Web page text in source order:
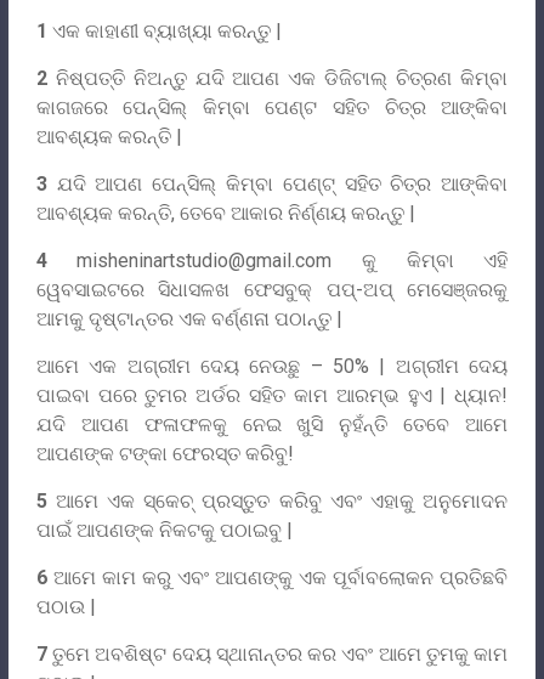
1 ଏକ କାହାଣୀ ବ୍ୟାଖ୍ୟା କରନ୍ତୁ |
2ନିଷ୍ପତ୍ତି ନିଅନ୍ତୁ ଯଦି ଆପଣ ଏକ ଡିଜିଟାଲ୍ ଚିତ୍ରଣ କିମ୍ବା
କାଗଜରେ ପେନ୍ସିଲ୍ କିମ୍ବା ପେଣ୍ଟ ସହିତ ଚିତ୍ର ଆଙ୍କିବା
ଆବଶ୍ୟକ କରନ୍ତି |
3ଯଦି ଆପଣ ପେନ୍ସିଲ୍ କିମ୍ବା ପେଣ୍ଟ୍ ସହିତ ଚିତ୍ର ଆଙ୍କିବା
ଆବଶ୍ୟକ କରନ୍ତି, ତେବେ ଆକାର ନିର୍ଣ୍ଣୟ କରନ୍ତୁ |
4 misheninartstudio@gmail.com କୁ କିମ୍ବା ଏହି
ୱେବସାଇଟରେ ସିଧାସଳଖ ଫେସବୁକ୍ ପପ୍-ଅପ୍ ମେସେଞ୍ଜରକୁ
ଆମକୁ ଦୃଷ୍ଟାନ୍ତର ଏକ ବର୍ଣ୍ଣନା ପଠାନ୍ତୁ |
ଆମେ ଏକ ଅଗ୍ରୀମ ଦେୟ ନେଉଛୁ – 50% | ଅଗ୍ରୀମ ଦେୟ
ପାଇବା ପରେ ତୁମର ଅର୍ଡର ସହିତ କାମ ଆରମ୍ଭ ହୁଏ | ଧ୍ୟାନ!
ଯଦି ଆପଣ ଫଳାଫଳକୁ ନେଇ ଖୁସି ନୁହଁନ୍ତି ତେବେ ଆମେ
ଆପଣଙ୍କ ଟଙ୍କା ଫେରସ୍ତ କରିବୁ!
5ଆମେ ଏକ ସ୍କେଚ୍ ପ୍ରସ୍ତୁତ କରିବୁ ଏବଂ ଏହାକୁ ଅନୁମୋଦନ
ପାଇଁ ଆପଣଙ୍କ ନିକଟକୁ ପଠାଇବୁ |
6ଆମେ କାମ କରୁ ଏବଂ ଆପଣଙ୍କୁ ଏକ ପୂର୍ବାବଲୋକନ ପ୍ରତିଛବି
ପଠାଉ |
7ତୁମେ ଅବଶିଷ୍ଟ ଦେୟ ସ୍ଥାନାନ୍ତର କର ଏବଂ ଆମେ ତୁମକୁ କାମ